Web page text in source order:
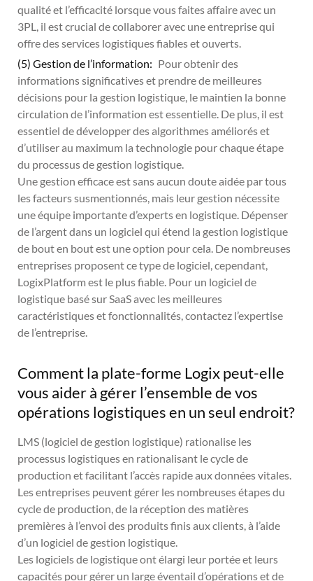
qualité et l’efficacité lorsque vous faites affaire avec un
3PL, il est crucial de collaborer avec une entreprise qui
offre des services logistiques fiables et ouverts.
(5) Gestion de l’information: Pour obtenir des
informations significatives et prendre de meilleures
décisions pour la gestion logistique, le maintien la bonne
circulation de l’information est essentielle. De plus, il est
essentiel de développer des algorithmes améliorés et
d’utiliser au maximum la technologie pour chaque étape
du processus de gestion logistique.
Une gestion efficace est sans aucun doute aidée par tous
les facteurs susmentionnés, mais leur gestion nécessite
une équipe importante d’experts en logistique. Dépenser
de l’argent dans un logiciel qui étend la gestion logistique
de bout en bout est une option pour cela. De nombreuses
entreprises proposent ce type de logiciel, cependant,
LogixPlatform est le plus fiable. Pour un logiciel de
logistique basé sur SaaS avec les meilleures
caractéristiques et fonctionnalités, contactez l’expertise
de l’entreprise.
Comment la plate-forme Logix peut-elle
vous aider à gérer l’ensemble de vos
opérations logistiques en un seul endroit?
LMS (logiciel de gestion logistique) rationalise les
processus logistiques en rationalisant le cycle de
production et facilitant l’accès rapide aux données vitales.
Les entreprises peuvent gérer les nombreuses étapes du
cycle de production, de la réception des matières
premières à l’envoi des produits finis aux clients, à l’aide
d’un logiciel de gestion logistique.
Les logiciels de logistique ont élargi leur portée et leurs
capacités pour gérer un large éventail d’opérations et de